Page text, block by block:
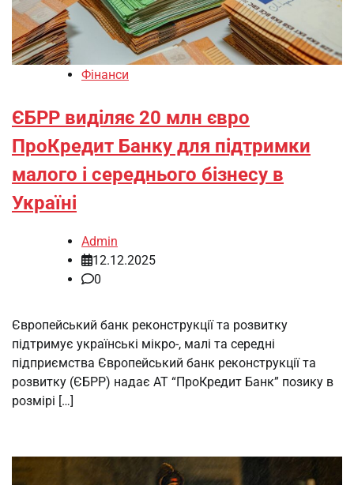
Фінанси
ЄБРР виділяє 20 млн євро
ПроКредит Банку для підтримки
малого і середнього бізнесу в
Україні
Admin
12.12.2025
0
Європейський банк реконструкції та розвитку
підтримує українські мікро-, малі та середні
підприємства Європейський банк реконструкції та
розвитку (ЄБРР) надає АТ “ПроКредит Банк” позику в
розмірі […]